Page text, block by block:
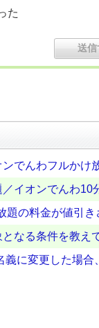
た
でんわフルかけ
イオンでんわ10
の料金が値引き
なる条件を教え
に変更した場合